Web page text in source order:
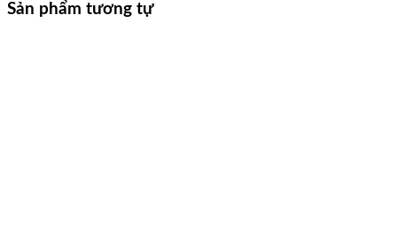
Sản phẩm tương tự